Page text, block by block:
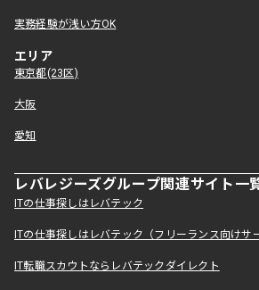
実務経験が浅い方OK
エリア
東京都(23区)
大阪
愛知
レバレジーズグループ関連サイト一
ITの仕事探しはレバテック
ITの仕事探しはレバテック（フリーランス向けサ
IT転職スカウトならレバテックダイレクト